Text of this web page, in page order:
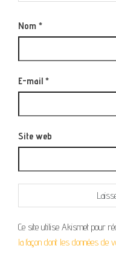
Nom *
E-mail *
Site web
Ce site utilise Akismet pour
la façon dont les données de